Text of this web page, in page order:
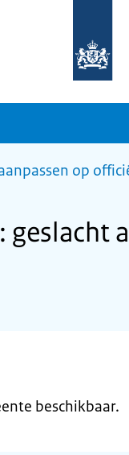
homepage
op
beschikbaar.